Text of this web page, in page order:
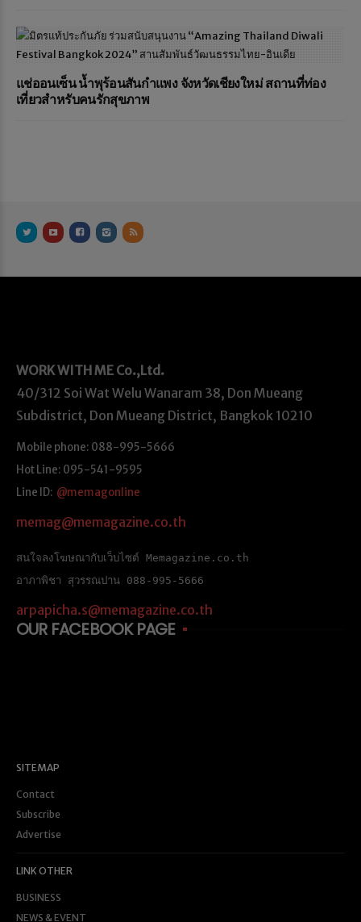
แช่ออนเซ็น น้ำพุร้อนสันกำแพง จังหวัดเชียงใหม่ สถานที่ท่อง
เที่ยวสำหรับคนรักสุขภาพ
WORK WITH ME Co.,Ltd.
40/312 Soi Wat Welu Wanaram 38, Don Mueang
Subdistrict, Don Mueang District, Bangkok 10210
Mobile phone: 088-995-5666
Hot Line: 095-541-9595
Line ID: @memagonline
memag@memagazine.co.th
สนใจลงโฆษณากับเว็บไซต์ Memagazine.co.th
อาภาพิชา สุวรรณปาน 088-995-5666
arpapicha.s@memagazine.co.th
OUR FACEBOOK PAGE
SITEMAP
Contact
Subscribe
Advertise
LINK OTHER
BUSINESS
NEWS & EVENT